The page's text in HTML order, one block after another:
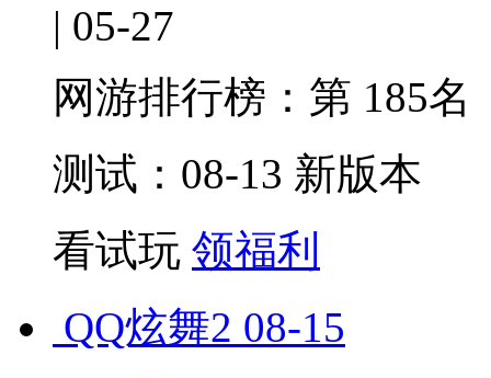
| 05-27
网游排行榜： 第 185名
测试：08-13 新版本
看试玩 领福利
QQ炫舞2 08-15